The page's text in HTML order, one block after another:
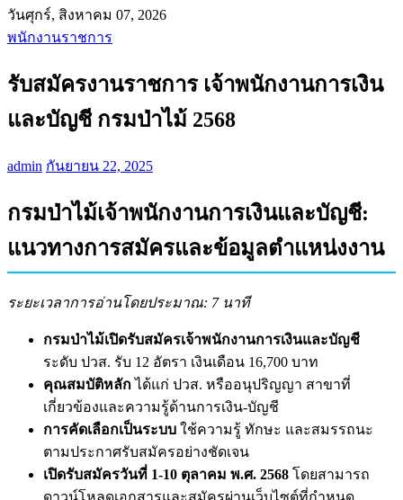
วันศุกร์, สิงหาคม 07, 2026
พนักงานราชการ
รับสมัครงานราชการ เจ้าพนักงานการเงิน
และบัญชี กรมป่าไม้ 2568
admin กันยายน 22, 2025
กรมป่าไม้เจ้าพนักงานการเงินและบัญชี:
แนวทางการสมัครและข้อมูลตำแหน่งงาน
ระยะเวลาการอ่านโดยประมาณ: 7 นาที
กรมป่าไม้เปิดรับสมัครเจ้าพนักงานการเงินและบัญชี
ระดับ ปวส. รับ 12 อัตรา เงินเดือน 16,700 บาท
คุณสมบัติหลักได้แก่ ปวส. หรืออนุปริญญา สาขาที่
เกี่ยวข้องและความรู้ด้านการเงิน-บัญชี
การคัดเลือกเป็นระบบ ใช้ความรู้ ทักษะ และสมรรถนะ
ตามประกาศรับสมัครอย่างชัดเจน
เปิดรับสมัครวันที่ 1-10 ตุลาคม พ.ศ. 2568 โดยสามารถ